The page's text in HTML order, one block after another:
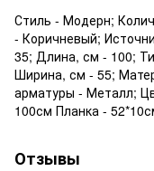
Стиль - Модерн;
- Коричневый;
35; Длина, см - 100;
Ширина, см - 55;
арматуры - Металл;
100см Планка -
Отзывы